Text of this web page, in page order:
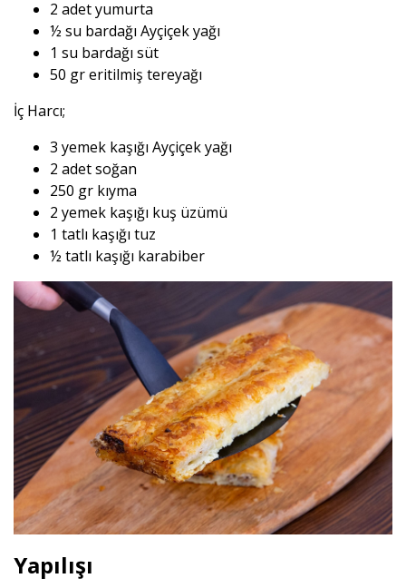
2 adet yumurta
½ su bardağı Ayçiçek yağı
1 su bardağı süt
50 gr eritilmiş tereyağı
İç Harcı;
3 yemek kaşığı Ayçiçek yağı
2 adet soğan
250 gr kıyma
2 yemek kaşığı kuş üzümü
1 tatlı kaşığı tuz
½ tatlı kaşığı karabiber
Yapılışı